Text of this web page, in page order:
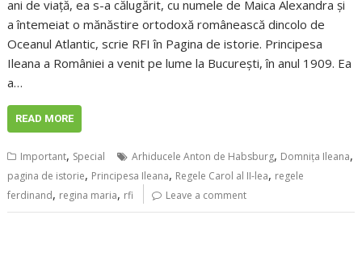
ani de viață, ea s-a călugărit, cu numele de Maica Alexandra și
a întemeiat o mănăstire ortodoxă românească dincolo de
Oceanul Atlantic, scrie RFI în Pagina de istorie. Principesa
Ileana a României a venit pe lume la București, în anul 1909. Ea
a…
READ MORE
Important, Special Arhiducele Anton de Habsburg, Domnița Ileana,
pagina de istorie, Principesa Ileana, Regele Carol al II-lea, regele
ferdinand, regina maria, rfi Leave a comment